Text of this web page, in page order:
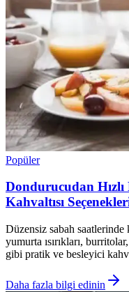
Popüler
Dondurucudan Hızlı
Kahvaltısı
Düzensiz sabah
yumurta ısırıkları,
gibi pratik ve besleyici
Daha fazla bilgi edinin